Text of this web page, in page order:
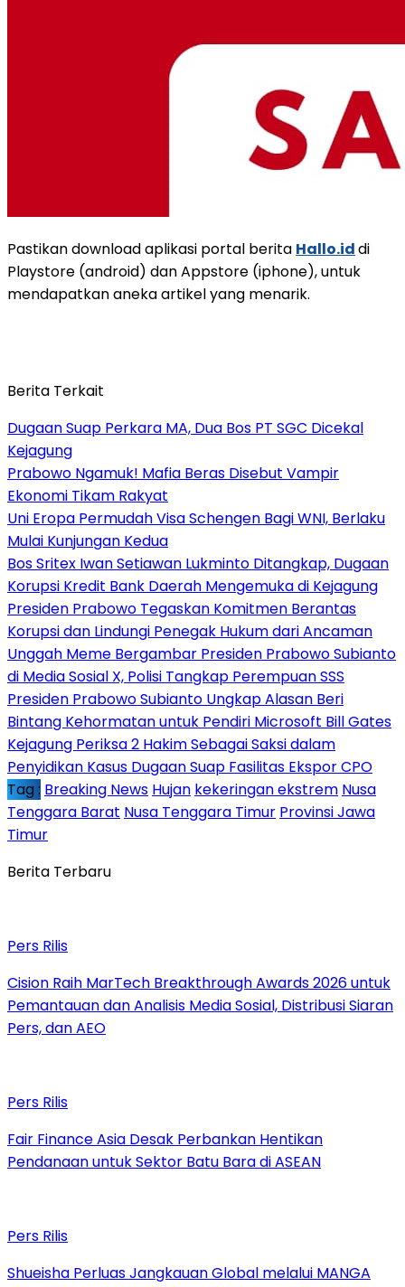
Pastikan download aplikasi portal berita Hallo.iddi
Playstore (android) dan Appstore (iphone), untuk
mendapatkan aneka artikel yang menarik.
Berita Terkait
Dugaan Suap Perkara MA, Dua Bos PT SGC Dicekal
Kejagung
Prabowo Ngamuk! Mafia Beras Disebut Vampir
Ekonomi Tikam Rakyat
Uni Eropa Permudah Visa Schengen Bagi WNI, Berlaku
Mulai Kunjungan Kedua
Bos Sritex Iwan Setiawan Lukminto Ditangkap, Dugaan
Korupsi Kredit Bank Daerah Mengemuka di Kejagung
Presiden Prabowo Tegaskan Komitmen Berantas
Korupsi dan Lindungi Penegak Hukum dari Ancaman
Unggah Meme Bergambar Presiden Prabowo Subianto
di Media Sosial X, Polisi Tangkap Perempuan SSS
Presiden Prabowo Subianto Ungkap Alasan Beri
Bintang Kehormatan untuk Pendiri Microsoft Bill Gates
Kejagung Periksa 2 Hakim Sebagai Saksi dalam
Penyidikan Kasus Dugaan Suap Fasilitas Ekspor CPO
Tag : Breaking News Hujan kekeringan ekstrem Nusa
Tenggara Barat Nusa Tenggara Timur Provinsi Jawa
Timur
Berita Terbaru
Pers Rilis
Cision Raih MarTech Breakthrough Awards 2026 untuk
Pemantauan dan Analisis Media Sosial, Distribusi Siaran
Pers, dan AEO
Pers Rilis
Fair Finance Asia Desak Perbankan Hentikan
Pendanaan untuk Sektor Batu Bara di ASEAN
Pers Rilis
Shueisha Perluas Jangkauan Global melalui MANGA